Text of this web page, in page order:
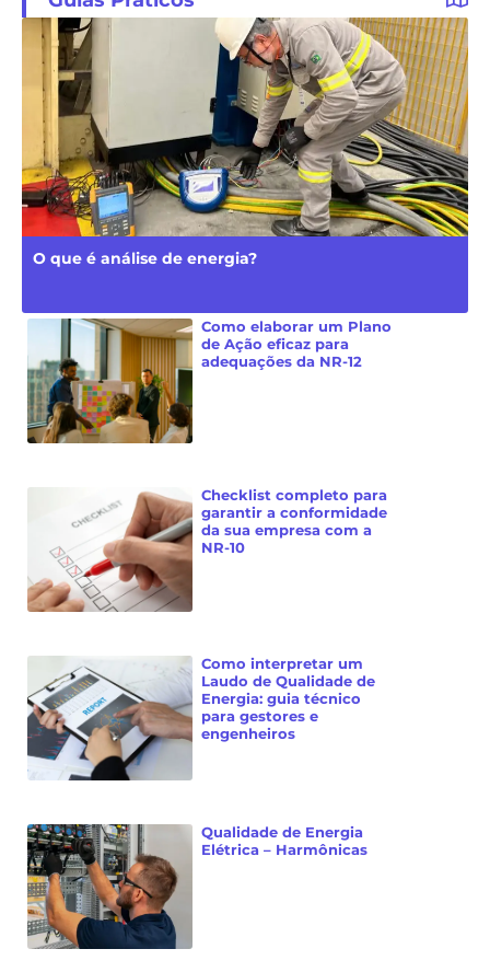
O que é análise de energia?
Como elaborar um Plano
de Ação eficaz para
adequações da NR-12
Checklist completo para
garantir a conformidade
da sua empresa com a
NR-10
Como interpretar um
Laudo de Qualidade de
Energia: guia técnico
para gestores e
engenheiros
Qualidade de Energia
Elétrica – Harmônicas